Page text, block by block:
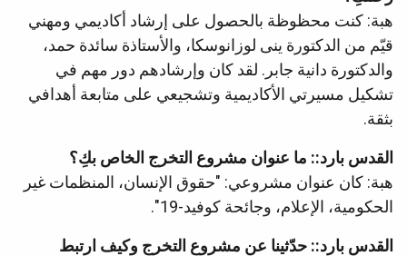
هبة: كنت محظوظة بالحصول على إرشاد أكاديمي ومهني
قيّم من الدكتورة ينى لوزانوسكا، والأستاذة سائدة حمد،
والدكتورة دانية جابر. لقد كان وإرشادهم دور مهم في
تشكيل مسيرتي الأكاديمية وتشجيعي على متابعة أهدافي
بثقة.
القدس بارد:: ما عنوان مشروع التخرج الخاص بكِ؟
هبة: كان عنوان مشروعي: "حقوق الإنسان، المنظمات غير
الحكومية، الإعلام، وجائحة كوفيد-19".
القدس بارد:: حدّثينا عن مشروع التخرج وكيف ارتبط